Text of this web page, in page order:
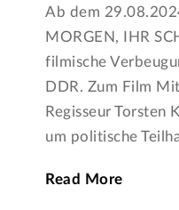
Ab dem
MORGEN, IHR
filmische
DDR. Zum Film
Regisseur
um politische
Read More